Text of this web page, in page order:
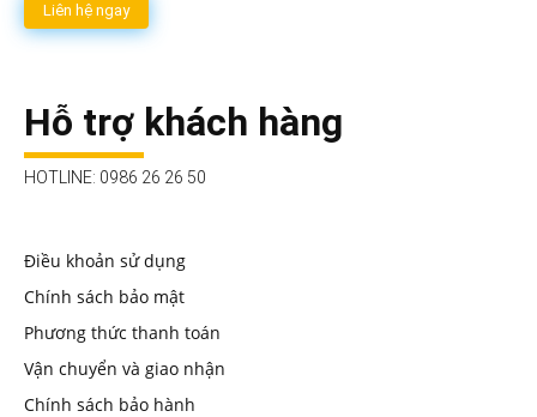
Liên hệ ngay
Hỗ trợ khách hàng
HOTLINE: 0986 26 26 50
Điều khoản sử dụng
Chính sách bảo mật
Phương thức thanh toán
Vận chuyển và giao nhận
Chính sách bảo hành